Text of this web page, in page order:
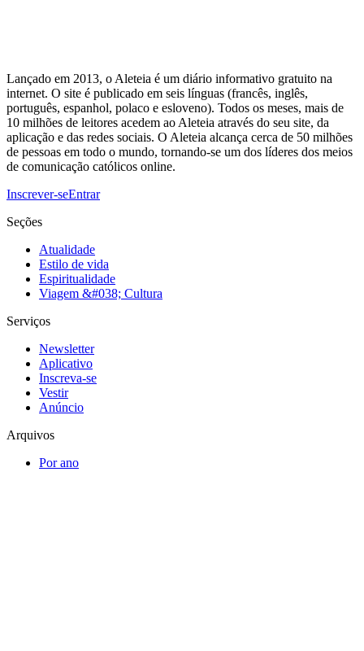
Lançado em 2013, o Aleteia é um diário informativo gratuito na
internet. O site é publicado em seis línguas (francês, inglês,
português, espanhol, polaco e esloveno). Todos os meses, mais de
10 milhões de leitores acedem ao Aleteia através do seu site, da
aplicação e das redes sociais. O Aleteia alcança cerca de 50 milhões
de pessoas em todo o mundo, tornando-se um dos líderes dos meios
de comunicação católicos online.
Inscrever-seEntrar
Seções
Atualidade
Estilo de vida
Espiritualidade
Viagem &#038; Cultura
Serviços
Newsletter
Aplicativo
Inscreva-se
Vestir
Anúncio
Arquivos
Por ano